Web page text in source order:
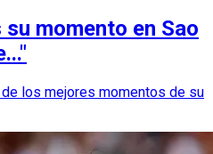
momento en Sao
los mejores momentos de su